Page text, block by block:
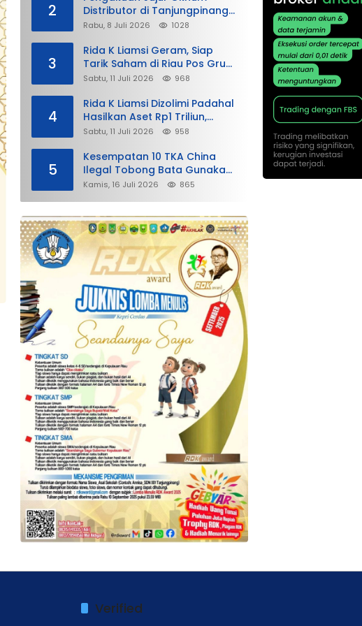
2
Distributor di Tanjungpinang,
“Tak Bayar Pajak Penuh demi
Rabu, 8 Juli 2026 1028
3
Rida K Liamsi Geram, Siap
Tarik Saham di Riau Pos Grup:
“Air Susu Dibalas Air Tuba”
Sabtu, 11 Juli 2026 968
4
Rida K Liamsi Dizolimi Padahal
Hasilkan Aset Rp1 Triliun,
Dahlan Iskan Siap Membela
Sabtu, 11 Juli 2026 958
5
Kesempatan 10 TKA China
Ilegal Tobong Bata Gunakan
Visa Kunjungan dan Sikap
Kamis, 16 Juli 2026 865
Verified